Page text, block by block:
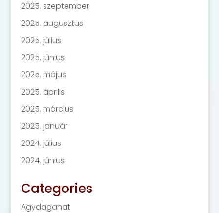
2025. szeptember
2025. augusztus
2025. július
2025. június
2025. május
2025. április
2025. március
2025. január
2024. július
2024. június
Categories
Agydaganat